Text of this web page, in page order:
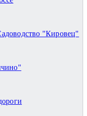
"Кировец"